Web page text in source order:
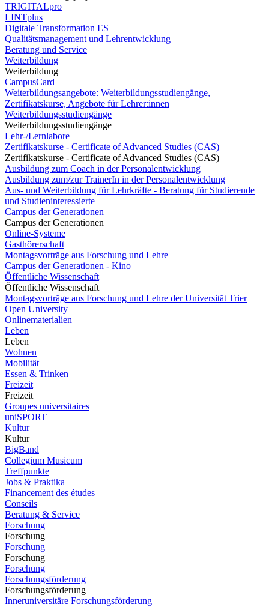
TRIGITALpro
LINTplus
Digitale Transformation ES
Qualitätsmanagement und Lehrentwicklung
Beratung und Service
Weiterbildung
Weiterbildung
CampusCard
Weiterbildungsangebote: Weiterbildungsstudiengänge,
Zertifikatskurse, Angebote für Lehrer:innen
Weiterbildungsstudiengänge
Weiterbildungsstudiengänge
Lehr-/Lernlabore
Zertifikatskurse - Certificate of Advanced Studies (CAS)
Zertifikatskurse - Certificate of Advanced Studies (CAS)
Ausbildung zum Coach in der Personalentwicklung
Ausbildung zum/zur TrainerIn in der Personalentwicklung
Aus- und Weiterbildung für Lehrkräfte - Beratung für Studierende
und Studieninteressierte
Campus der Generationen
Campus der Generationen
Online-Systeme
Gasthörerschaft
Montagsvorträge aus Forschung und Lehre
Campus der Generationen - Kino
Öffentliche Wissenschaft
Öffentliche Wissenschaft
Montagsvorträge aus Forschung und Lehre der Universität Trier
Open University
Onlinematerialien
Leben
Leben
Wohnen
Mobilität
Essen & Trinken
Freizeit
Freizeit
Groupes universitaires
uniSPORT
Kultur
Kultur
BigBand
Collegium Musicum
Treffpunkte
Jobs & Praktika
Financement des études
Conseils
Beratung & Service
Forschung
Forschung
Forschung
Forschung
Forschung
Forschungsförderung
Forschungsförderung
Inneruniversitäre Forschungsförderung